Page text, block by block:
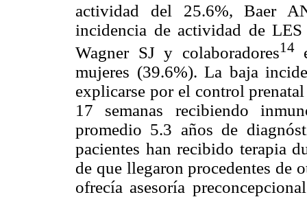
actividad del 25.6%, Baer
incidencia de actividad de
Wagner SJ y colaboradores14
mujeres (39.6%). La baja
explicarse por el control
17 semanas recibiendo
promedio 5.3 años de
pacientes han recibido terapia
de que llegaron procedentes de
ofrecía asesoría